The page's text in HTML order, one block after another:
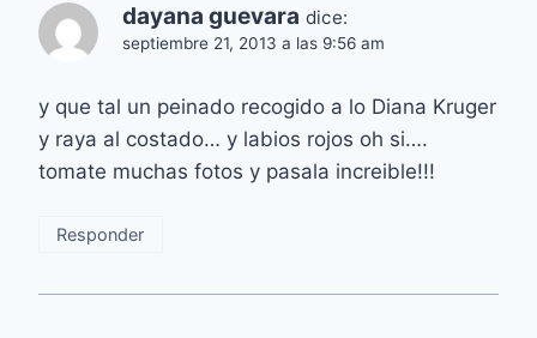
dayana guevara dice:
septiembre 21, 2013 a las 9:56 am
y que tal un peinado recogido a lo Diana Kruger
y raya al costado… y labios rojos oh si….
tomate muchas fotos y pasala increible!!!
Responder